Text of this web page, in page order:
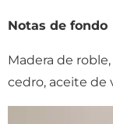
Notas de fondo
Madera de
cedro, aceite de